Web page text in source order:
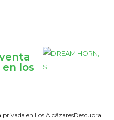
los
en Los AlcázaresDescubra